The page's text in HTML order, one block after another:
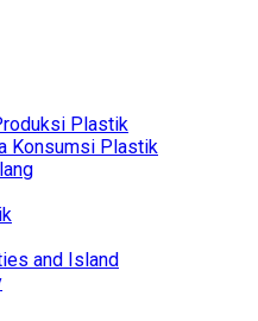
Plastik
Konsumsi Plastik
and Island